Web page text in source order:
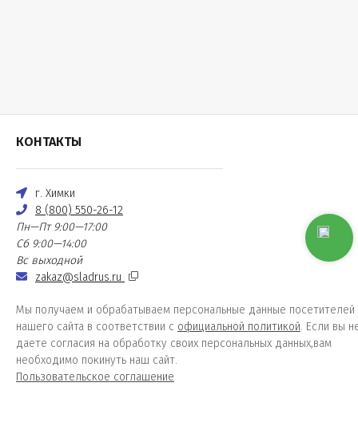
КОНТАКТЫ
г. Химки
8 (800) 550-26-12
Пн—Пт 9:00—17:00
Сб 9:00—14:00
Вс выходной
zakaz@sladrus.ru
Мы получаем и обрабатываем персональные данные посетителей
нашего сайта в соответствии с официальной политикой. Если вы
даете согласия на обработку своих персональных данных,вам
необходимо покинуть наш сайт.
Пользовательское соглашение